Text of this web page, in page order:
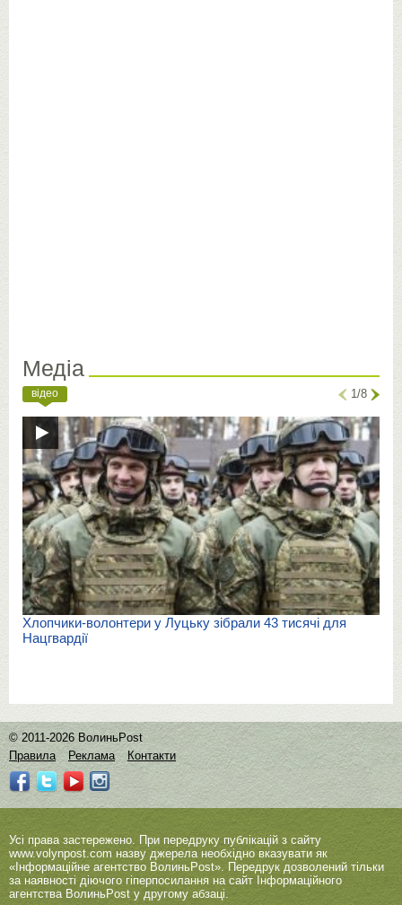
Медіа
відео 1/8
Хлопчики-волонтери у Луцьку зібрали 43 тисячі для
Нацгвардії
© 2011-2026 ВолиньPost
Правила
Реклама Контакти
Усі права застережено. При передруку публікацій з сайту
www.volynpost.com назву джерела необхідно вказувати як
«Інформаційне агентство ВолиньPost». Передрук дозволений тільки
за наявності діючого гіперпосилання на сайт Інформаційного
агентства ВолиньPost у другому абзаці.